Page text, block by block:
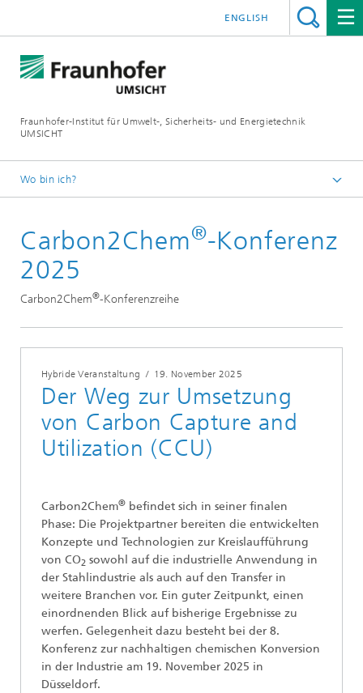
Fraunhofer-Institut für Umwelt-, Sicherheits- und Energietechnik
UMSICHT
ENGLISH
Wo bin ich?
Veranstaltungen
Carbon2Chem®-Konferenz
2025
Carbon2Chem®-Konferenzreihe
Hybride Veranstaltung / 19. November 2025
Der Weg zur Umsetzung
von Carbon Capture and
Utilization (CCU)
Carbon2Chem® befindet sich in seiner finalen
Phase: Die Projektpartner bereiten die entwickelten
Konzepte und Technologien zur Kreislaufführung
von CO2 sowohl auf die industrielle Anwendung in
der Stahlindustrie als auch auf den Transfer in
weitere Branchen vor. Ein guter Zeitpunkt, einen
einordnenden Blick auf bisherige Ergebnisse zu
werfen. Gelegenheit dazu besteht bei der 8.
Konferenz zur nachhaltigen chemischen Konversion
in der Industrie am 19. November 2025 in
Düsseldorf.